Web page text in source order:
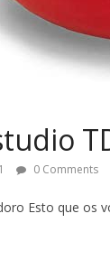
0 Comments
Esto que os